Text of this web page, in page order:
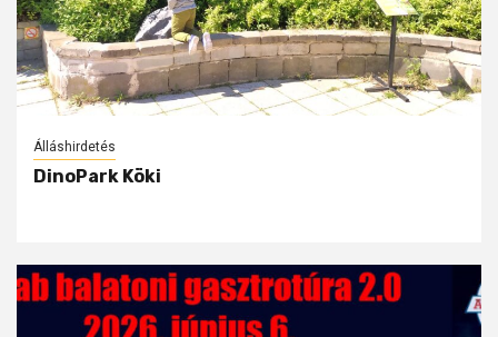
Álláshirdetés
DinoPark Köki